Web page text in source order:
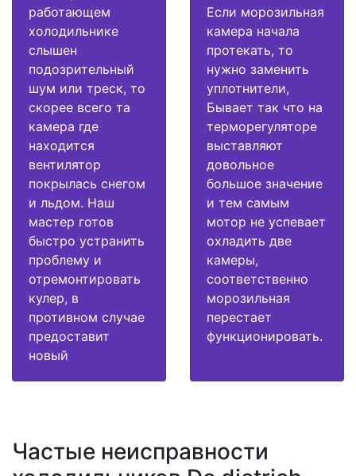
работающем
холодильнике
слышен
подозрительный
шум или треск, то
скорее всего та
камера где
находится
вентилятор
покрылась снегом
и льдом. Наш
мастер готов
быстро устранить
проблему и
отремонтировать
кулер, в
противном случае
предоставит
новый
Если морозильная
камера начала
протекать, то
нужно заменить
уплотнители,
Бывает так что на
терморегуляторе
выставляют
довольное
большое значение
и тем самым
мотор не успевает
охладить две
камеры,
соответственно
морозильная
перестает
функционировать.
Частые неисправности